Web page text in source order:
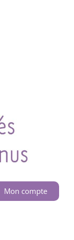
Mon compte